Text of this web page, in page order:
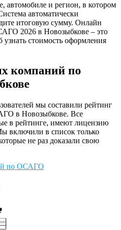
автомобиле и регион, в котором
автоматически
итоговую сумму. Онлайн
2026 в Новозыбкове – это
стоимость оформления
компаний по
мы составили рейтинг
в Новозыбкове. Все
в рейтинге, имеют лицензию
включили в список только
не раз доказали свою
по ОСАГО